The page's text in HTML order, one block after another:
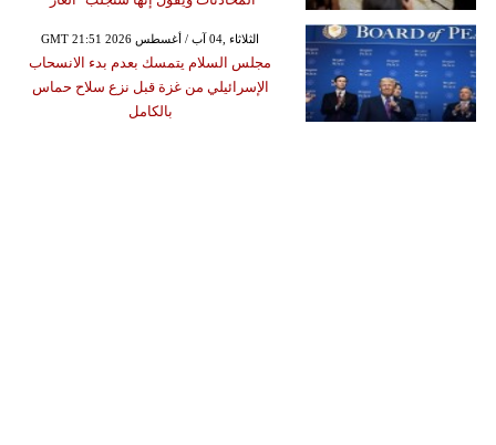
GMT 21:51 2026 الثلاثاء ,04 آب / أغسطس
مجلس السلام يتمسك بعدم بدء الانسحاب
الإسرائيلي من غزة قبل نزع سلاح حماس
بالكامل